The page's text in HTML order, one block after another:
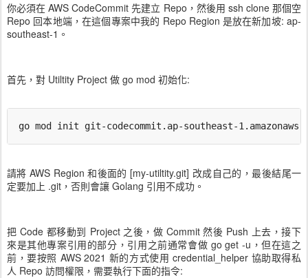
你必須在 AWS CodeCommit 先建立 Repo，然後用 ssh clone 那個空
Repo 回本地端，在這個專案中我的 Repo Region 是放在新加坡: ap-
southeast-1。
首先，對 Utiltity Project 做 go mod 初始化:
go mod init git-codecommit.ap-southeast-
請將 AWS Region 和後面的 [my-utiltity.git] 改成自己的，最後結尾一
定要加上 .git，否則會讓 Golang 引用不成功。
把 Code 都移動到 Project 之後，做 Commit 然後 Push 上去，接下
來是其他專案引用的部分，引用之前通常會做 go get -u，但在這之
前，要按照 AWS 2021 新的方式使用 credential_helper 協助取得私
人 Repo 訪問權限，需要執行下面的指令: